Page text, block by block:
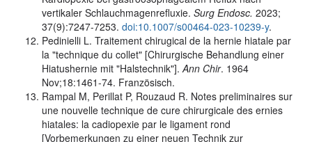
vertikaler Schlauchmagenrefluxie. Surg Endosc. 2023;
37(9):7247-7253. doi:10.1007/s00464-023-10239-y.
Pedinielli L. Traitement chirugical de la hernie hiatale par
la "technique du collet" [Chirurgische Behandlung einer
Hiatushernie mit "Halstechnik"].Ann Chir. 1964
Nov;18:1461-74. Französisch.
Rampal M, Perillat P, Rouzaud R. Notes preliminaires sur
une nouvelle technique de cure chirurgicale des ernies
hiatales: la cadiopexie par le ligament rond
[Vorbemerkungen zu einer neuen Technik zur